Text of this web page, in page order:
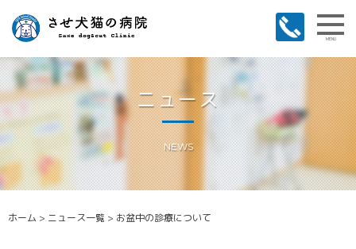
MENU
ニュース
NEWS
ホーム > ニュース一覧 > お盆中の診療について